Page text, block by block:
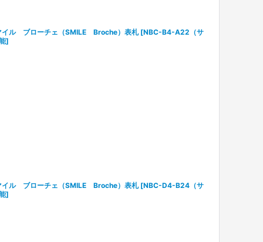
ル ブローチェ（SMILE Broche）表札 [NBC-B4-A22（サ
]
ル ブローチェ（SMILE Broche）表札 [NBC-D4-B24（サ
]